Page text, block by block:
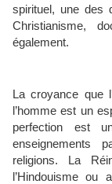
spirituel, une des
Christianisme,
également.
La croyance que
l’homme est un
perfection est
enseignements
religions. La
l’Hindouisme